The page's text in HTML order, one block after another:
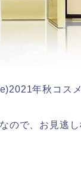
年秋コス
ので、お見逃